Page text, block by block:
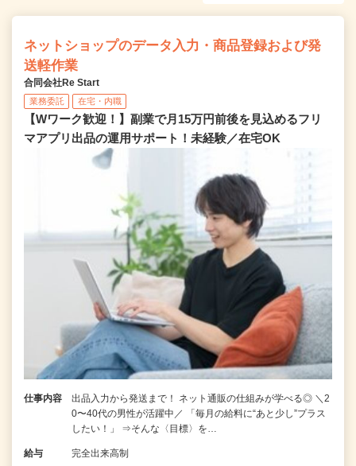
ネットショップのデータ入力・商品登録および発
送軽作業
合同会社Re Start
業務委託 在宅・内職
【Wワーク歓迎！】副業で月15万円前後を見込めるフリ
マアプリ出品の運用サポート！未経験／在宅OK
仕事内容
出品入力から発送まで！ ネット通販の仕組みが学べる◎ ＼2
0〜40代の男性が活躍中／ 「毎月の給料に“あと少し”プラス
したい！」 ⇒そんな〈目標〉を…
給与 完全出来高制